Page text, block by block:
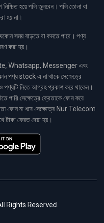
হয়ে পলি তুলবেন। পলি তোলা বা
হয় না।
সময় বাড়তে বা কমতে পারে। পণ্য
করা হয়।
Whatsapp, Messenger এবং
পণ্য stock এ না থাকে সেক্ষেত্রে
নিতে আগ্রহ প্রকাশ করে থাকেন।
পারি সেক্ষেত্রে ক্রেতাকে ফোন করে
ফোন না ধরে সেক্ষেত্রে Nur Telecom
টাকা ফেরত দেয়া হয়।
Rights Reserved.